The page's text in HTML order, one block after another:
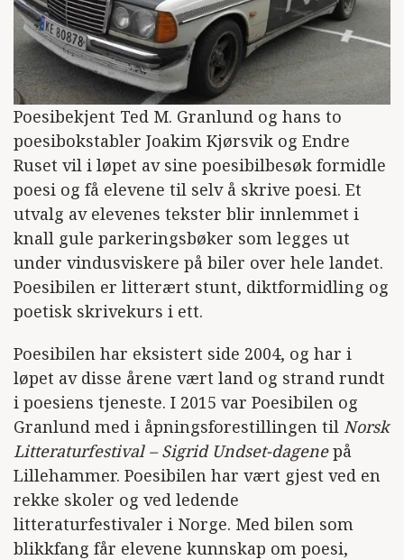
Poesibekjent Ted M. Granlund og hans to
poesibokstabler Joakim Kjørsvik og Endre
Ruset vil i løpet av sine poesibilbesøk formidle
poesi og få elevene til selv å skrive poesi. Et
utvalg av elevenes tekster blir innlemmet i
knall gule parkeringsbøker som legges ut
under vindusviskere på biler over hele landet.
Poesibilen er litterært stunt, diktformidling og
poetisk skrivekurs i ett.
Poesibilen har eksistert side 2004, og har i
løpet av disse årene vært land og strand rundt
i poesiens tjeneste. I 2015 var Poesibilen og
Granlund med i åpningsforestillingen til Norsk
Litteraturfestival – Sigrid Undset-dagenepå
Lillehammer. Poesibilen har vært gjest ved en
rekke skoler og ved ledende
litteraturfestivaler i Norge. Med bilen som
blikkfang får elevene kunnskap om poesi,